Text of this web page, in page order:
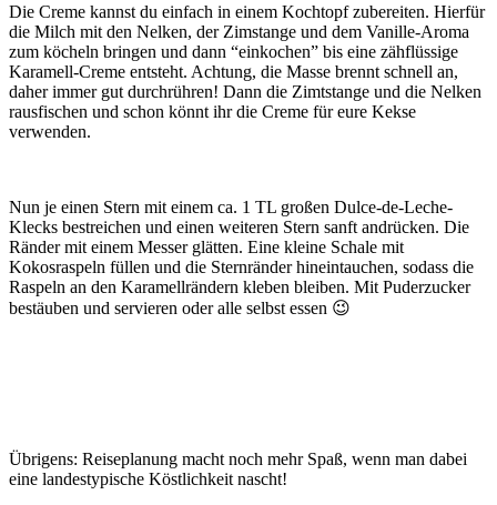
Die Creme kannst du einfach in einem Kochtopf zubereiten. Hierfür
die Milch mit den Nelken, der Zimstange und dem Vanille-Aroma
zum köcheln bringen und dann “einkochen” bis eine zähflüssige
Karamell-Creme entsteht. Achtung, die Masse brennt schnell an,
daher immer gut durchrühren! Dann die Zimtstange und die Nelken
rausfischen und schon könnt ihr die Creme für eure Kekse
verwenden.
Nun je einen Stern mit einem ca. 1 TL großen Dulce-de-Leche-
Klecks bestreichen und einen weiteren Stern sanft andrücken. Die
Ränder mit einem Messer glätten. Eine kleine Schale mit
Kokosraspeln füllen und die Sternränder hineintauchen, sodass die
Raspeln an den Karamellrändern kleben bleiben. Mit Puderzucker
bestäuben und servieren oder alle selbst essen 😉
Übrigens: Reiseplanung macht noch mehr Spaß, wenn man dabei
eine landestypische Köstlichkeit nascht!